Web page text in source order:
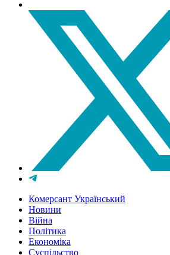
Комерсант Український
Новини
Війна
Політика
Економіка
Суспільство